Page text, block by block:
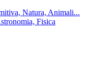
Natura, Animali...
Fisica